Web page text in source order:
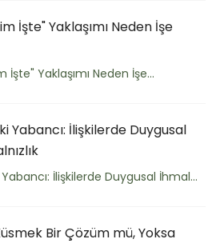
İşte" Yaklaşımı Neden İşe
İşte" Yaklaşımı Neden İşe...
Yabancı: İlişkilerde Duygusal
Yabancı: İlişkilerde Duygusal İhmal...
Bir Çözüm mü, Yoksa